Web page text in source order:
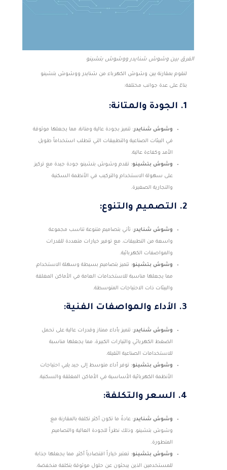
الفرق بين وشوش شنايدر ووشوش بتشينو
لنقوم بمقارنة بين وشوش الكهرباء من شنايدر ووشوش بتشينو
بناءً على عدة جوانب مختلفة:
1. الجودة والمتانة:
وشوش شنايدر: تتميز بجودة عالية ومتانة، مما يجعلها موثوقة
في البيئات الصناعية والتطبيقات التي تتطلب استخداماً طويل
الأمد وكفاءة عالية.
وشوش بتشينو: تقدم وشوش بتشينو جودة جيدة مع تركيز
على سهولة الاستخدام والتركيب في الأنظمة السكنية
والتجارية الصغيرة.
2. التصميم والتنوع:
وشوش شنايدر: تأتي بتصاميم متنوعة تناسب مجموعة
واسعة من التطبيقات، مع توفير خيارات متعددة للقدرات
والمواصفات الكهربائية.
وشوش بتشينو: تتميز بتصاميم بسيطة وسهلة الاستخدام،
مما يجعلها مناسبة للاستخدامات العامة في الأماكن المغلقة
والبيئات ذات الاحتياجات المتوسطة.
3. الأداء والمواصفات الفنية:
وشوش شنايدر: تتميز بأداء ممتاز وقدرات عالية على تحمل
الضغط الكهربائي والتيارات الكبيرة، مما يجعلها مناسبة
للاستخدامات الصناعية الثقيلة.
وشوش بتشينو: توفر أداء متوسط إلى جيد يلبي احتياجات
الأنظمة الكهربائية الأساسية في الأماكن المغلقة والسكنية.
4. السعر والتكلفة:
وشوش شنايدر: عادةً ما تكون أكثر تكلفة بالمقارنة مع
وشوش بتشينو، وذلك نظراً للجودة العالية والتصاميم
المتطورة.
وشوش بتشينو: تعتبر خياراً اقتصادياً أكثر، مما يجعلها جذابة
للمستخدمين الذين يبحثون عن حلول موثوقة بتكلفة منخفضة.